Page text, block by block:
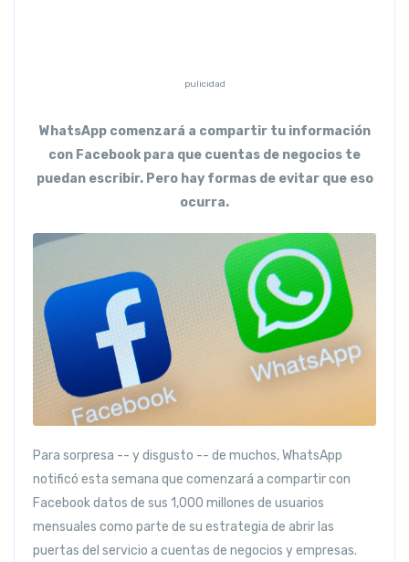
pulicidad
WhatsApp comenzará a compartir tu información
con Facebook para que cuentas de negocios te
puedan escribir. Pero hay formas de evitar que eso
ocurra.
Para sorpresa -- y disgusto -- de muchos, WhatsApp
notificó esta semana que comenzará a compartir con
Facebook datos de sus 1,000 millones de usuarios
mensuales como parte de su estrategia de abrir las
puertas del servicio a cuentas de negocios y empresas.